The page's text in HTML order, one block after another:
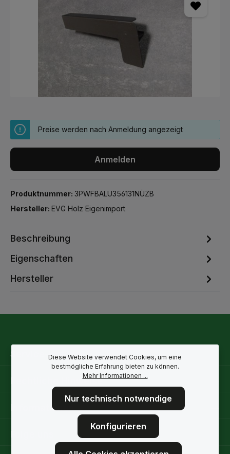
Preise werden nach Anmeldung angezeigt
Anmelden
Produktnummer: 3PWFBALU356131NÜZB
Hersteller: EVG Holz Eigenimport
Beschreibung
Eigenschaften
Hersteller
Service-Hotline
Rechtliche Hinweise
Informationen
Folge uns
Diese Website verwendet Cookies, um eine
bestmögliche Erfahrung bieten zu können.
Mehr Informationen ...
Nur technisch notwendige
Konfigurieren